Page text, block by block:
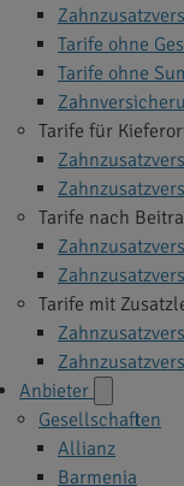
Tarife ohne
Tarife ohne
Tarife für
Tarife nach
Tarife mit
Anbieter
Gesellschaften
Allianz
Barmenia